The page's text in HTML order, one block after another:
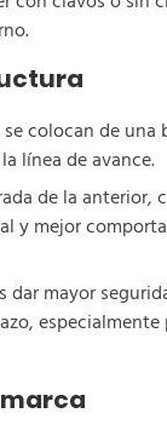
colocan de una
línea de avance.
de la anterior,
y mejor
dar mayor